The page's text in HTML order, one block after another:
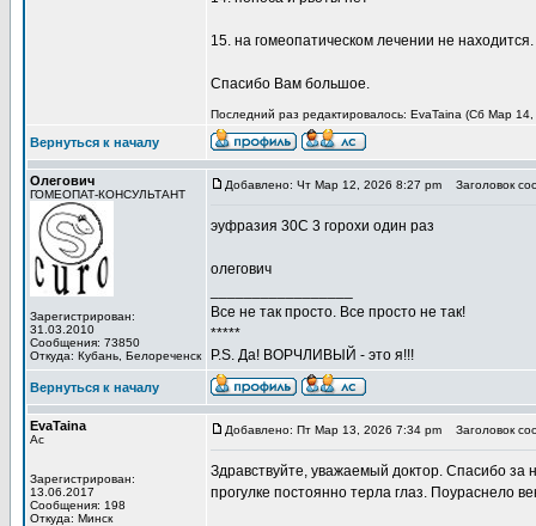
15. на гомеопатическом лечении не находится.
Спасибо Вам большое.
Последний раз редактировалось: EvaTaina (Сб Мар
Вернуться к началу
Олегович
ГОМЕОПАТ-КОНСУЛЬТАНТ
Зарегистрирован:
31.03.2010
Сообщения: 73850
Откуда: Кубань, Белореченск
Добавлено: Чт Мар 12, 2026 8:27 pm Заголовок
эуфразия 30С 3 горохи один раз
олегович
Все не так просто. Все просто не так!
*****
P.S. Да! ВОРЧЛИВЫЙ - это я!!!
Вернуться к началу
EvaTaina
Ас
Зарегистрирован:
13.06.2017
Сообщения: 198
Откуда: Минск
Добавлено: Пт Мар 13, 2026 7:34 pm Заголовок
Здравствуйте, уважаемый доктор. Спасибо
прогулке постоянно терла глаз. Поураснело